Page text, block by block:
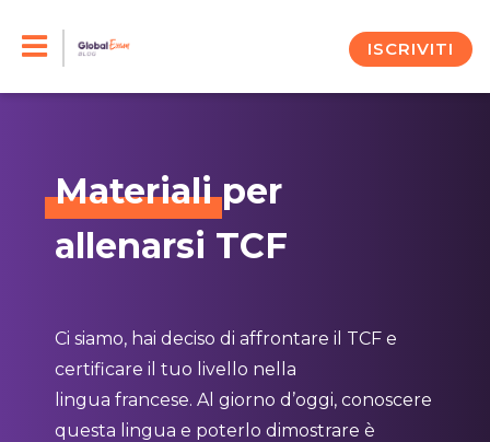
ISCRIVITI
Materialiper
allenarsi TCF
Ci siamo, hai deciso di affrontare il TCF e
certificare il tuo livello nella
lingua francese. Al giorno d’oggi, conoscere
questa lingua e poterlo dimostrare è